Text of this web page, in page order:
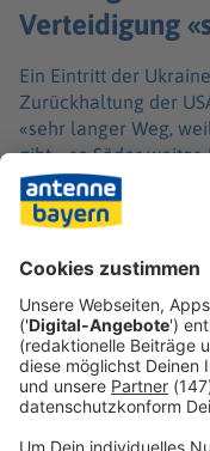
Verteidigung
Ein Eintritt der
Zurückhaltung der
«sehr langer Weg,
gibt», so Söder
Ukraine - wie auch
in Europa an die
«sehr sinnvoll».
dass Deutschland die